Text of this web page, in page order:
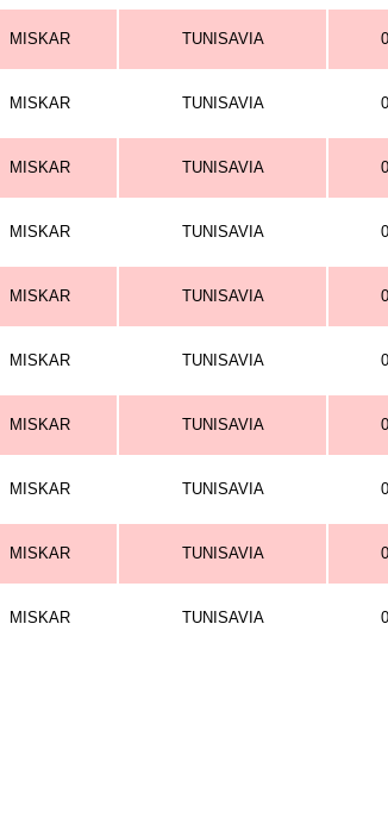
MISKAR TUNISAVIA
MISKAR TUNISAVIA
MISKAR TUNISAVIA
MISKAR TUNISAVIA
MISKAR TUNISAVIA
MISKAR TUNISAVIA
MISKAR TUNISAVIA
MISKAR TUNISAVIA
MISKAR TUNISAVIA
MISKAR TUNISAVIA